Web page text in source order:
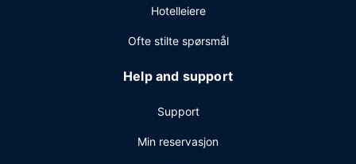
Hotelleiere
Ofte stilte spørsmål
Help and support
Support
Min reservasjon